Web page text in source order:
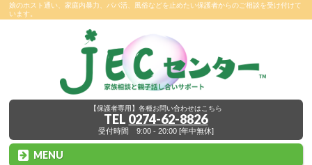
娘のホスト通い、家庭内暴力、パパ活、風俗などを止めたい保護者からのご相談を受け付けて
います。
【保護者専用】各種お問い合わせはこちら
TEL 0274-62-8826
受付時間 9:00 - 20:00 [年中無休]
MENU